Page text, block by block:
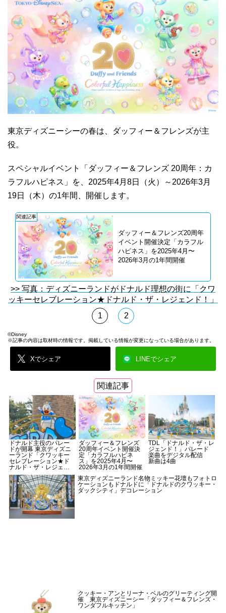
東京ディズニーシーの春は、ダッフィー＆フレンズが主
役。
スペシャルイベント「ダッフィー＆フレンズ 20周年：カ
ラフルハピネス」を、2025年4月8日（火）～2026年3月
19日（木）の1年間、開催します。
関連記事
ダッフィー＆フレンズ20周年
イベント開催決定「カラフル
ハピネス」を2025年4月〜
2026年3月の1年間開催
>> 写真：ディズニーランドがドナルド理想の街に「クワ
ッキーセレブレーション★ドナルド・ザ・レジェンド！」
1
2
©Disney
※記事の内容は取材時の情報です。掲載している情報が変更になっている場合があります。
Xでシェア LINEでシェア
関連記事
ドナルド主役のパレー
ドが開幕 東京ディズニ
ーランド「クワッキー
セレブレーション★ド
ナルド・ザ・レジェン
ド！」
ダッフィー＆フレンズ
20周年イベント開催決
定「カラフルハピネ
ス」を2025年4月〜
2026年3月の1年間開催
TDL「ドナルド・ザ・レ
ジェンド！」パレード
楽曲をデジタル配信
新曲は4曲
東京ディズニーランド名物ミッキー花壇もフォトロ
ケーションもドナルドに「ドナルドのクワッキー・
ダックシティ」デコレーション
クッキー・アンとリーナ・ベルのグリーティング開
催 東京ディズニーシー「ダッフィー＆フレンズ・
ワンダフルキッチン」